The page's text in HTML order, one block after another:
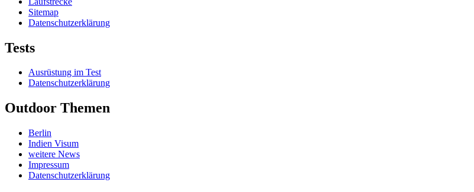
Sitemap
Datenschutzerklärung
Tests
Ausrüstung im Test
Datenschutzerklärung
Outdoor Themen
Berlin
Indien Visum
weitere News
Impressum
Datenschutzerklärung